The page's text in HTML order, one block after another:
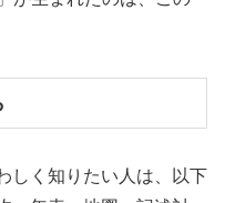
しく知りたい人は、以下